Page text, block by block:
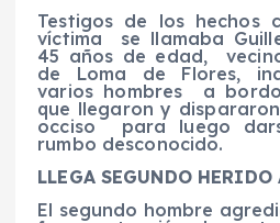
Testigos de los hechos
víctima se llamaba
45 años de edad,
de Loma de Flores,
varios hombres a
que llegaron y
occiso para luego
rumbo desconocido.
LLEGA SEGUNDO HERIDO
El segundo hombre